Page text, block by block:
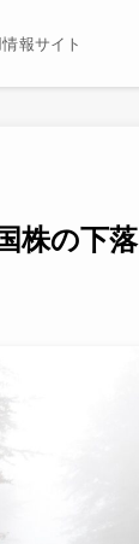
報サイト
株の下落